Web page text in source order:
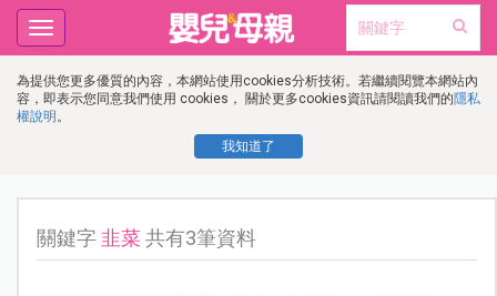
為提供您更多優質的內容，本網站使用cookies分析技術。若繼續閱覽本網站內
容，即表示您同意我們使用 cookies， 關於更多cookies資訊請閱讀我們的隱私
權說明 。
我知道了
Toggle
navigation
關鍵字韭菜 共有3筆資料